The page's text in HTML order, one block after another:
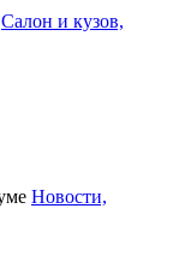
Салон и кузов,
Новости,